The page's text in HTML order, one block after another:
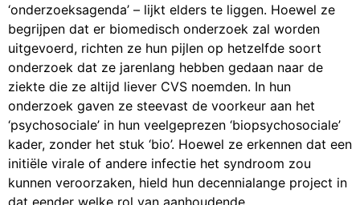
‘onderzoeksagenda’ – lijkt elders te liggen. Hoewel ze
begrijpen dat er biomedisch onderzoek zal worden
uitgevoerd, richten ze hun pijlen op hetzelfde soort
onderzoek dat ze jarenlang hebben gedaan naar de
ziekte die ze altijd liever CVS noemden. In hun
onderzoek gaven ze steevast de voorkeur aan het
‘psychosociale’ in hun veelgeprezen ‘biopsychosociale’
kader, zonder het stuk ‘bio’. Hoewel ze erkennen dat een
initiële virale of andere infectie het syndroom zou
kunnen veroorzaken, hield hun decennialange project in